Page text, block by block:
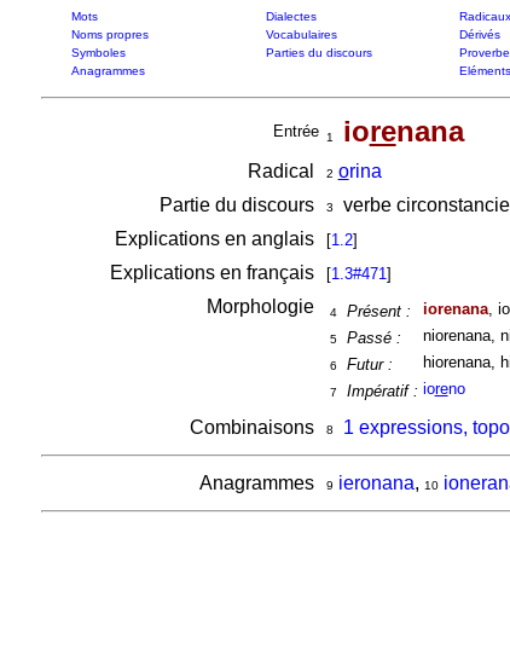
Mots Dialectes Radicaux
Noms propres
Vocabulaires Dérivés
Symboles
Parties du discours
Anagrammes
Entrée 1 iorenana
Radical 2 orina
Partie du discours
3
verbe circonstanciel
Explications en anglais
[1.2]
Explications en français [1.3#471]
Morphologie 4 Présent : iorenana,
5 Passé : niorenana,
6 Futur : hiorenana,
7 Impératif : ioreno
Combinaisons 8 1 expressions,
Anagrammes 9 ieronana, 10